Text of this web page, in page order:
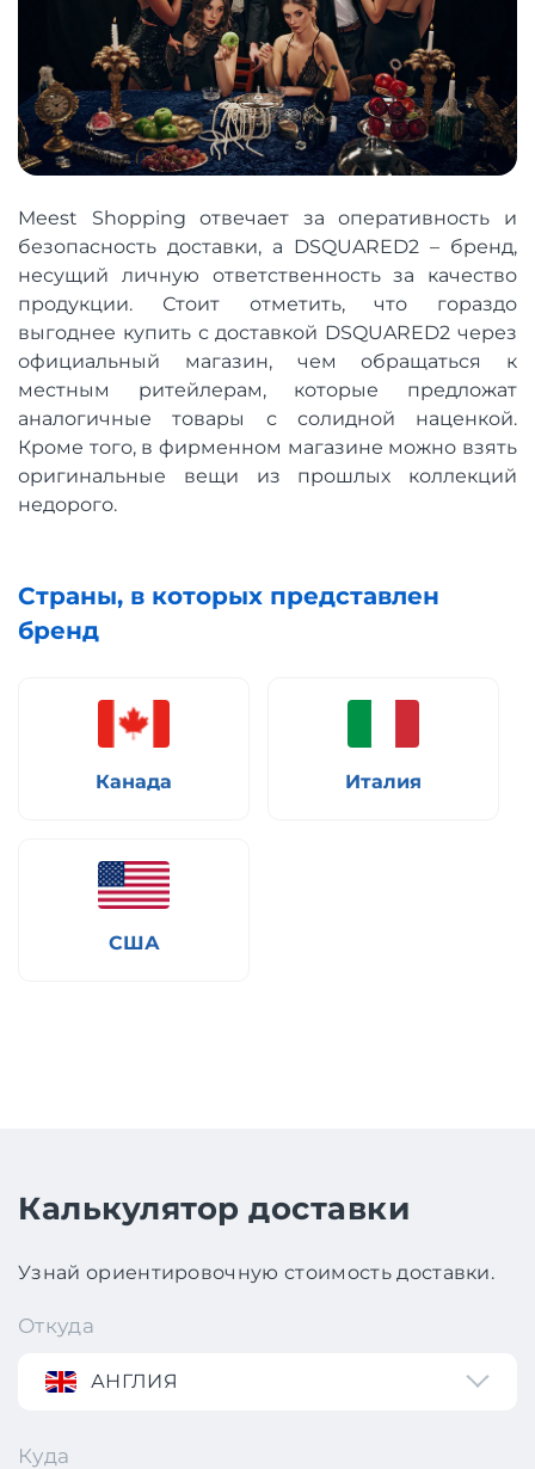
Meest Shopping отвечает за оперативность и
безопасность доставки, а DSQUARED2 – бренд,
несущий личную ответственность за качество
продукции. Стоит отметить, что гораздо
выгоднее купить с доставкой DSQUARED2 через
официальный магазин, чем обращаться к
местным ритейлерам, которые предложат
аналогичные товары с солидной наценкой.
Кроме того, в фирменном магазине можно взять
оригинальные вещи из прошлых коллекций
недорого.
Страны, в которых представлен
бренд
Канада Италия
США
Калькулятор доставки
Узнай ориентировочную стоимость доставки.
Откуда
АНГЛИЯ
Куда